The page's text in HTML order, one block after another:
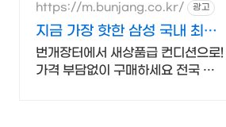
https://m.bunjang.co.kr/ 광고
지금 가장 핫한 삼성 국내 최대
브랜드 중고거래
번개장터에서 새상품급 컨디션으로!
가격 부담없이 구매하세요 전국 각